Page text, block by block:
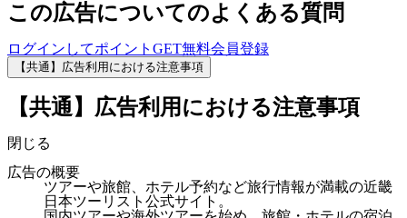
この広告についてのよくある質問
ログインしてポイントGET無料会員登録
【共通】広告利用における注意事項
【共通】広告利用における注意事項
閉じる
広告の概要
ツアーや旅館、ホテル予約など旅行情報が満載の近畿
日本ツーリスト公式サイト。